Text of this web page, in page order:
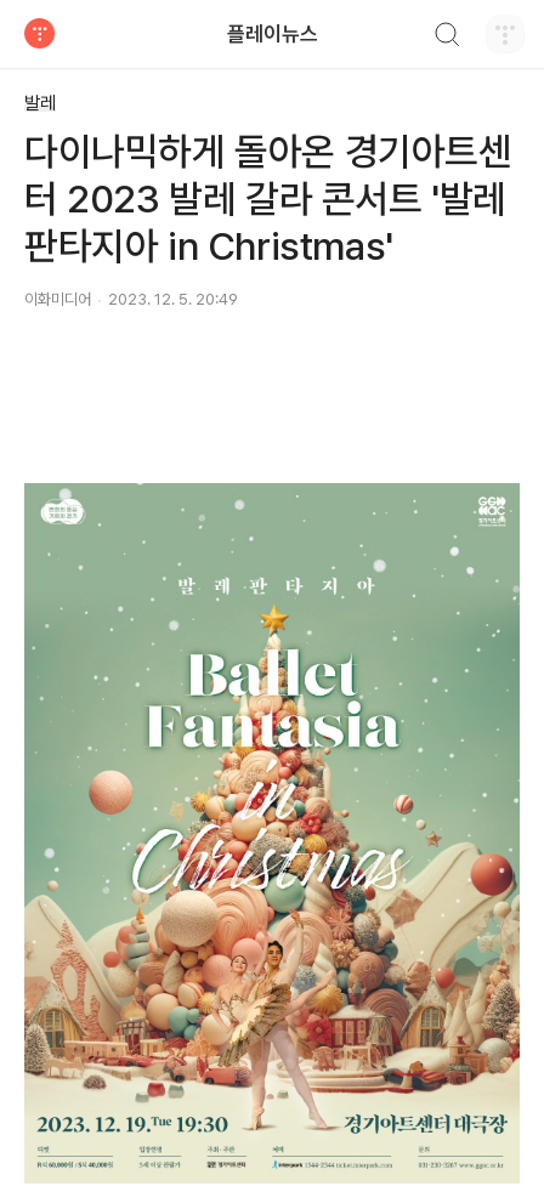
플레이뉴스
발레
다이나믹하게 돌아온 경기아트센
터 2023 발레 갈라 콘서트 '발레
판타지아 in Christmas'
이화미디어 2023. 12. 5. 20:49